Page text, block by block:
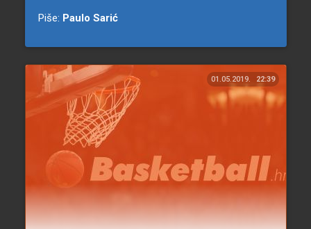
Piše: Paulo Sarić
01.05.2019. 22:39